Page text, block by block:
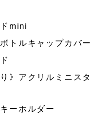
mini
トルキャップカバー
》アクリルミニスタ
ーホルダー